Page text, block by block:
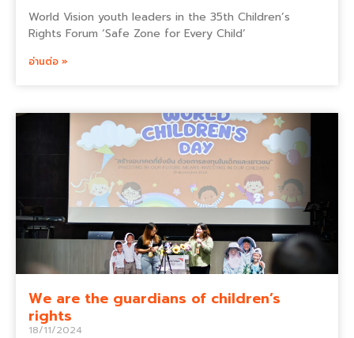
World Vision youth leaders in the 35th Children’s
Rights Forum ‘Safe Zone for Every Child’
อ่านต่อ »
We are the guardians of children’s
rights
18/11/2024